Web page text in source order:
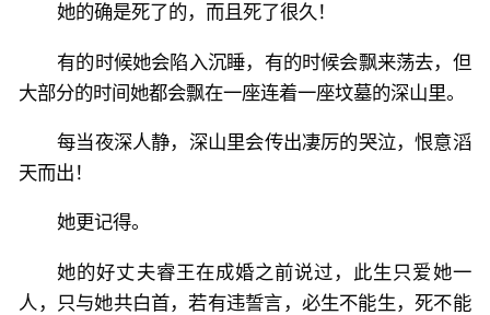
她的确是死了的，而且死了很久！
有的时候她会陷入沉睡，有的时候会飘来荡去，但
大部分的时间她都会飘在一座连着一座坟墓的深山里。
每当夜深人静，深山里会传出凄厉的哭泣，恨意滔
天而出！
她更记得。
她的好丈夫睿王在成婚之前说过，此生只爱她一
人，只与她共白首，若有违誓言，必生不能生，死不能